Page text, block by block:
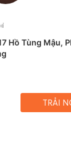
Hồ Tùng Mậu,
TRẢI